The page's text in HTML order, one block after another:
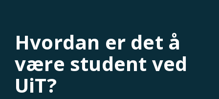
Hvordan er det å
være student ved
UiT?